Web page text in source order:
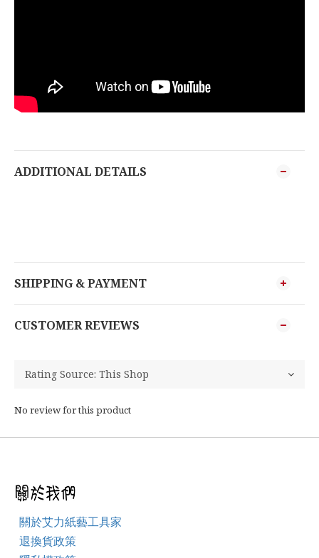
ADDITIONAL DETAILS
SHIPPING & PAYMENT
CUSTOMER REVIEWS
No review for this product
關於艾力紙藝工具家
退換貨政策